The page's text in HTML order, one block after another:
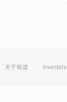
关于有道 Investors